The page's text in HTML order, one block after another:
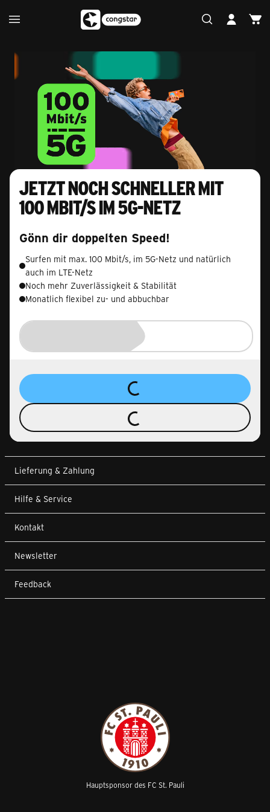
Jetzt noch schneller mit
100 Mbit/s im 5G-Netz
Gönn dir doppelten Speed!
Surfen mit max. 100 Mbit/s, im 5G-Netz und natürlich
auch im LTE-Netz
Noch mehr Zuverlässigkeit & Stabilität
Monatlich flexibel zu- und abbuchbar
Lieferung & Zahlung
Hilfe & Service
Kontakt
Newsletter
Feedback
Hauptsponsor des FC St. Pauli